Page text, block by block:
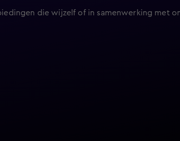
die wijzelf of in samenwerking met